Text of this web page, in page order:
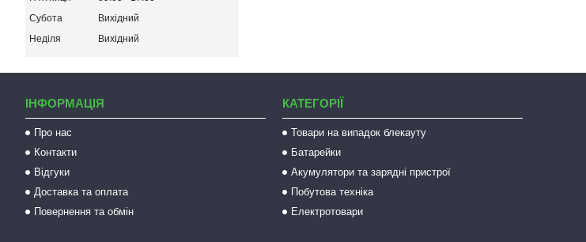
Субота
Вихідний
Неділя
Вихідний
ІНФОРМАЦІЯ
Про нас
Контакти
Відгуки
Доставка та оплата
Повернення та обмін
КАТЕГОРІЇ
Товари на випадок блекауту
Батарейки
Акумулятори та зарядні пристрої
Побутова техніка
Електротовари